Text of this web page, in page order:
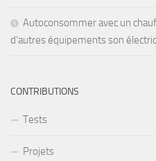
Autoconsommer avec un
d’autres équipements son
CONTRIBUTIONS
Tests
Projets